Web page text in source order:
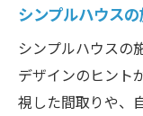
シンプルハウス
シンプルハウスの
デザインのヒント
視した間取りや、